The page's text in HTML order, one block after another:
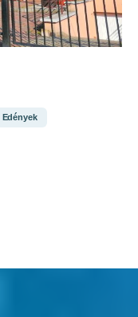
Edények